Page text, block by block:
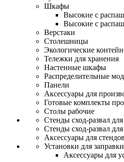
Шкафы
Высокие с
Высокие с
Верстаки
Столешницы
Экологические
Тележки для хранения
Настенные шкафы
Распределительные
Панели
Аксессуары для
Готовые комплекты
Столы рабочие
Стенды сход-развал
Стенды сход-развал
Аксессуары для
Установки для
Аксессуары для